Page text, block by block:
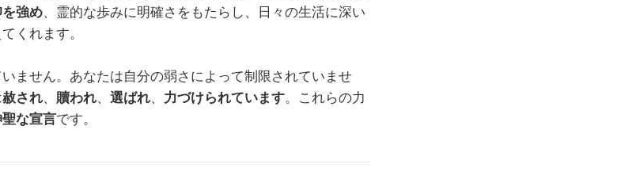
強め、霊的な歩みに明確さをもたらし、日々の生活に深い
くれます。
ません。あなたは自分の弱さによって制限されていませ
赦され、 贖われ、 選ばれ、 力づけられています。これらの力
な宣言です。